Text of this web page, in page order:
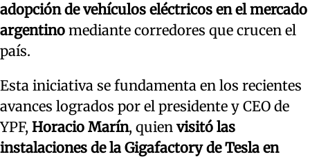
adopción de vehículos eléctricos en el mercado
argentino mediante corredores que crucen el
país.
Esta iniciativa se fundamenta en los recientes
avances logrados por el presidente y CEO de
YPF, Horacio Marín, quien visitó las
instalaciones de la Gigafactory de Tesla en